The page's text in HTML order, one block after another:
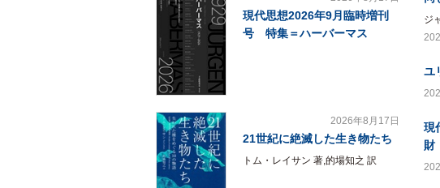
現代思想2026年9月臨時増刊
号 特集＝ハーバーマス
2026年8月17日
21世紀に絶滅した生き物たち
トム・レイサン 著,的場知之 訳
ジ
ユ
現
財